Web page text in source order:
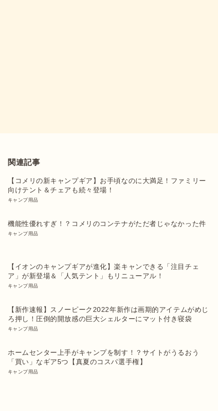
関連記事
【コメリの新キャンプギア】お手頃なのに大満足！ファミリー
向けテント＆チェアも続々登場！
キャンプ用品
機能性優れすぎ！？コメリのコンテナがただ者じゃなかった件
キャンプ用品
【イオンのキャンプギアが進化】楽キャンできる「注目チェ
ア」が新登場＆「人気テント」もリニューアル！
キャンプ用品
【新作速報】スノーピーク2022年新作は画期的アイテムがめじ
ろ押し！圧倒的開放感の巨大シェルターにマット付き寝袋
キャンプ用品
ホームセンター上手がキャンプを制す！？サイトがうるおう
「買い」なギア5つ【真夏のコスパ選手権】
キャンプ用品